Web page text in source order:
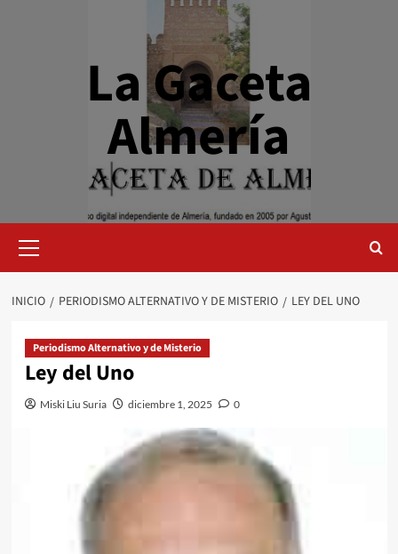
La Gaceta
Almería
primario
INICIO PERIODISMO ALTERNATIVO Y DE MISTERIO LEY DEL UNO
Periodismo Alternativo y de Misterio
Ley del Uno
Miski Liu Suria diciembre 1, 2025 0